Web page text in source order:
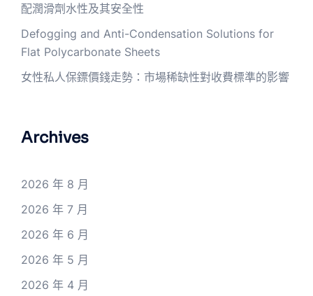
配潤滑劑水性及其安全性
Defogging and Anti-Condensation Solutions for
Flat Polycarbonate Sheets
女性私人保鏢價錢走勢：市場稀缺性對收費標準的影響
Archives
2026 年 8 月
2026 年 7 月
2026 年 6 月
2026 年 5 月
2026 年 4 月